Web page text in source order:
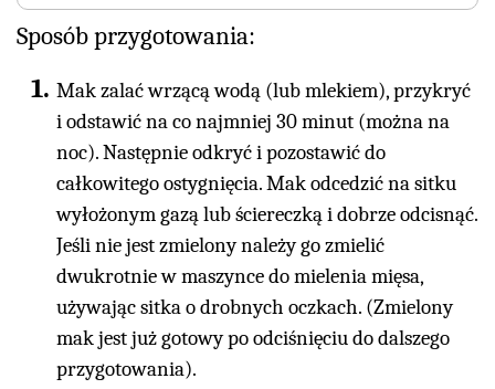
Sposób przygotowania:
Mak zalać wrzącą wodą (lub mlekiem), przykryć
i odstawić na co najmniej 30 minut (można na
noc). Następnie odkryć i pozostawić do
całkowitego ostygnięcia. Mak odcedzić na sitku
wyłożonym gazą lub ściereczką i dobrze odcisnąć.
Jeśli nie jest zmielony należy go zmielić
dwukrotnie w maszynce do mielenia mięsa,
używając sitka o drobnych oczkach. (Zmielony
mak jest już gotowy po odciśnięciu do dalszego
przygotowania).